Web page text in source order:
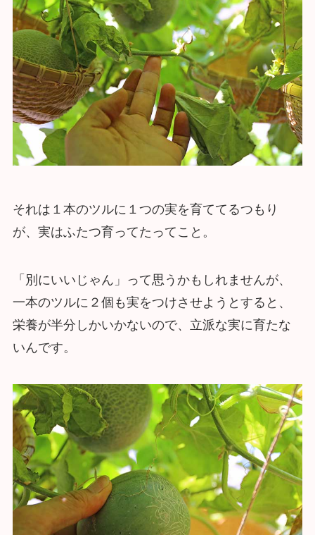
それは１本のツルに１つの実を育ててるつもり
が、実はふたつ育ってたってこと。
「別にいいじゃん」って思うかもしれませんが、
一本のツルに２個も実をつけさせようとすると、
栄養が半分しかいかないので、立派な実に育たな
いんです。